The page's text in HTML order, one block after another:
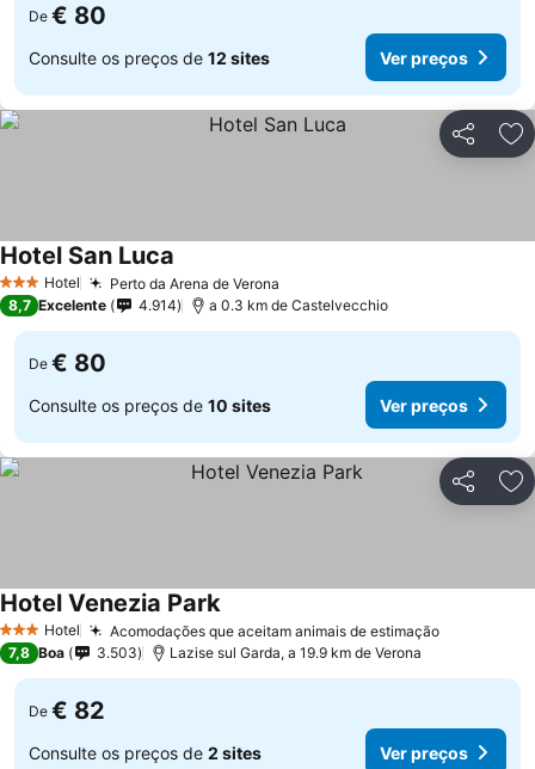
De € 80
Consulte os preços de 12 sites Ver preços
Partilhar
3 EstrelasHotel Perto da Arena de Verona
Hotel San Luca
8,7 Excelente 4.914 a 0.3 km de Castelvecchio
De € 80
Consulte os preços de 10 sites Ver preços
Partilhar
3 EstrelasHotel Acomodações que aceitam animais de estimaçãoVer preços
Hotel Venezia ParkVer preços
7,8 Boa 3.503 Lazise sul Garda, a 19.9 km de Verona
De € 82
Consulte os preços de 2 sites Ver preços